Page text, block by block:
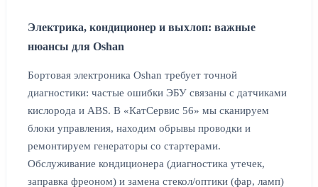
Электрика, кондиционер и выхлоп: важные
нюансы для Oshan
Бортовая электроника Oshan требует точной
диагностики: частые ошибки ЭБУ связаны с датчиками
кислорода и ABS. В «КатСервис 56» мы сканируем
блоки управления, находим обрывы проводки и
ремонтируем генераторы со стартерами.
Обслуживание кондиционера (диагностика утечек,
заправка фреоном) и замена стекол/оптики (фар, ламп)